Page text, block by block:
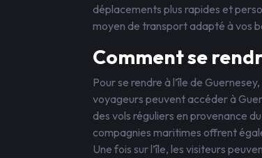
déplacements plus rapides et
moyen de transport adapté à vos
Comment se
Pour se rendre à l’île de
voyageurs peuvent accéder à
des vols réguliers en provenance
compagnies maritimes offrent
Une fois sur l’île, les visiteurs